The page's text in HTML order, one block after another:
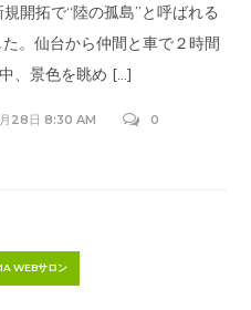
開拓で“陸の孤島”と呼ばれる
。仙台から仲間と車で２時間
、景色を眺め […]
28日 8:30 AM 0
WEBサロン